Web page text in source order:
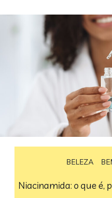
BELEZA
Niacinamida: o que é,